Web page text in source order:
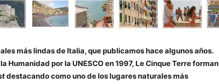
más lindas de Italia, que publicamos hace algunos años.
Humanidad por la UNESCO en 1997, Le Cinque Terre forman
destacando como uno de los lugares naturales más